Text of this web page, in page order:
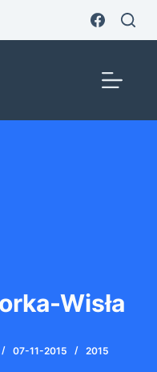
Wisła
07-11-2015 2015